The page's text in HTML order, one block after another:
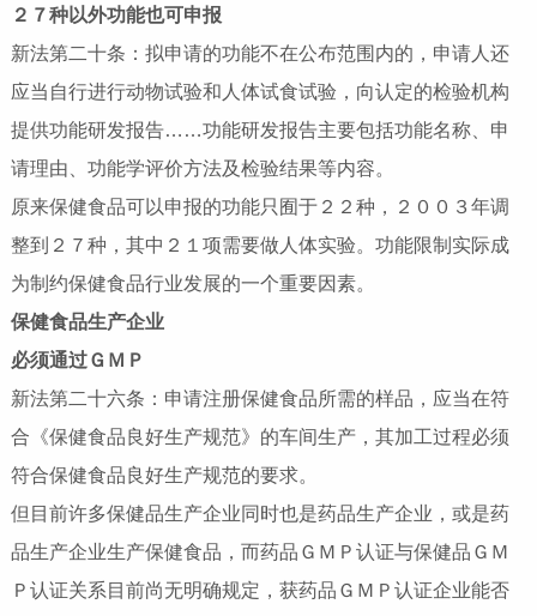
２７种以外功能也可申报
新法第二十条：拟申请的功能不在公布范围内的，申请人还
应当自行进行动物试验和人体试食试验，向认定的检验机构
提供功能研发报告……功能研发报告主要包括功能名称、申
请理由、功能学评价方法及检验结果等内容。
原来保健食品可以申报的功能只囿于２２种，２００３年调
整到２７种，其中２１项需要做人体实验。功能限制实际成
为制约保健食品行业发展的一个重要因素。
保健食品生产企业
必须通过ＧＭＰ
新法第二十六条：申请注册保健食品所需的样品，应当在符
合《保健食品良好生产规范》的车间生产，其加工过程必须
符合保健食品良好生产规范的要求。
但目前许多保健品生产企业同时也是药品生产企业，或是药
品生产企业生产保健食品，而药品ＧＭＰ认证与保健品ＧＭ
Ｐ认证关系目前尚无明确规定，获药品ＧＭＰ认证企业能否